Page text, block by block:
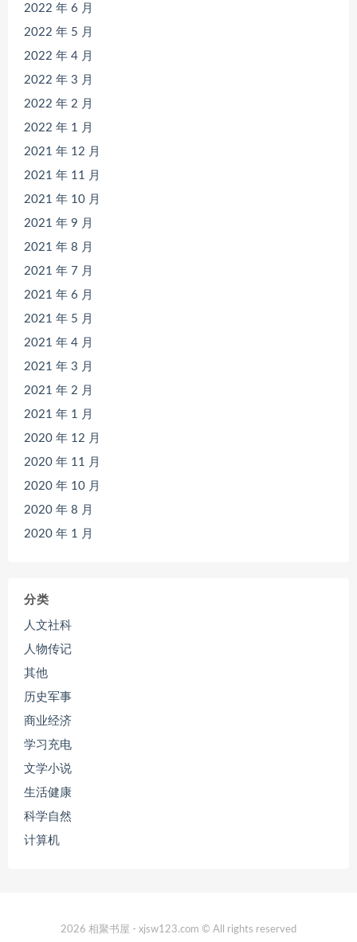
2022 年 6 月
2022 年 5 月
2022 年 4 月
2022 年 3 月
2022 年 2 月
2022 年 1 月
2021 年 12 月
2021 年 11 月
2021 年 10 月
2021 年 9 月
2021 年 8 月
2021 年 7 月
2021 年 6 月
2021 年 5 月
2021 年 4 月
2021 年 3 月
2021 年 2 月
2021 年 1 月
2020 年 12 月
2020 年 11 月
2020 年 10 月
2020 年 8 月
2020 年 1 月
分类
人文社科
人物传记
其他
历史军事
商业经济
学习充电
文学小说
生活健康
科学自然
计算机
2026 相聚书屋 - xjsw123.com © All rights reserved